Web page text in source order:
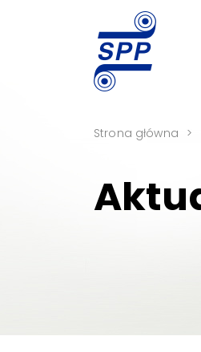
Strona główna